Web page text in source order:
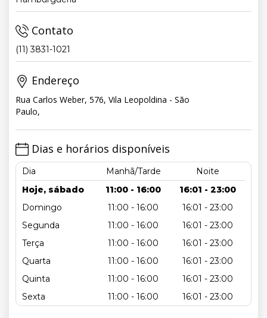
Contato
(11) 3831-1021
Endereço
Rua Carlos Weber, 576, Vila Leopoldina - São
Paulo,
Dias e horários disponíveis
Dia Manhã/Tarde
Noite
Hoje, sábado
11:00 - 16:00
16:01 - 23:00
Domingo
11:00 - 16:00
16:01 - 23:00
Segunda
11:00 - 16:00
16:01 - 23:00
Terça
11:00 - 16:00
16:01 - 23:00
Quarta
11:00 - 16:00
16:01 - 23:00
Quinta
11:00 - 16:00
16:01 - 23:00
Sexta
11:00 - 16:00 16:01 - 23:00